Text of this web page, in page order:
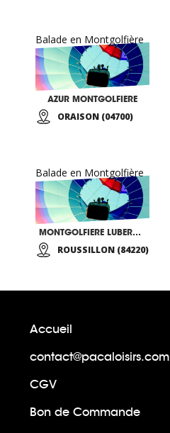
Balade en Montgolfière
AZUR MONTGOLFIERE
ORAISON (04700)
Balade en Montgolfière
MONTGOLFIERE LUBERON VOL-TERRE
ROUSSILLON (84220)
Accueil
contact@pacaloisirs.com
CGV
Bon de Commande